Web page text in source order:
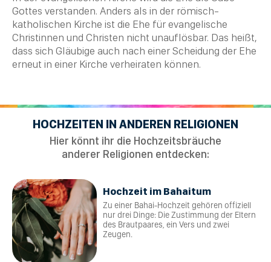
Gottes verstanden. Anders als in der römisch-
katholischen Kirche ist die Ehe für evangelische
Christinnen und Christen nicht unauflösbar. Das heißt,
dass sich Gläubige auch nach einer Scheidung der Ehe
erneut in einer Kirche verheiraten können.
HOCHZEITEN IN ANDEREN RELIGIONEN
Hier könnt ihr die Hochzeitsbräuche
anderer Religionen entdecken:
Hochzeit im Bahaitum
Zu einer Bahai-Hochzeit gehören offiziell
nur drei Dinge: Die Zustimmung der Eltern
des Brautpaares, ein Vers und zwei
Zeugen.